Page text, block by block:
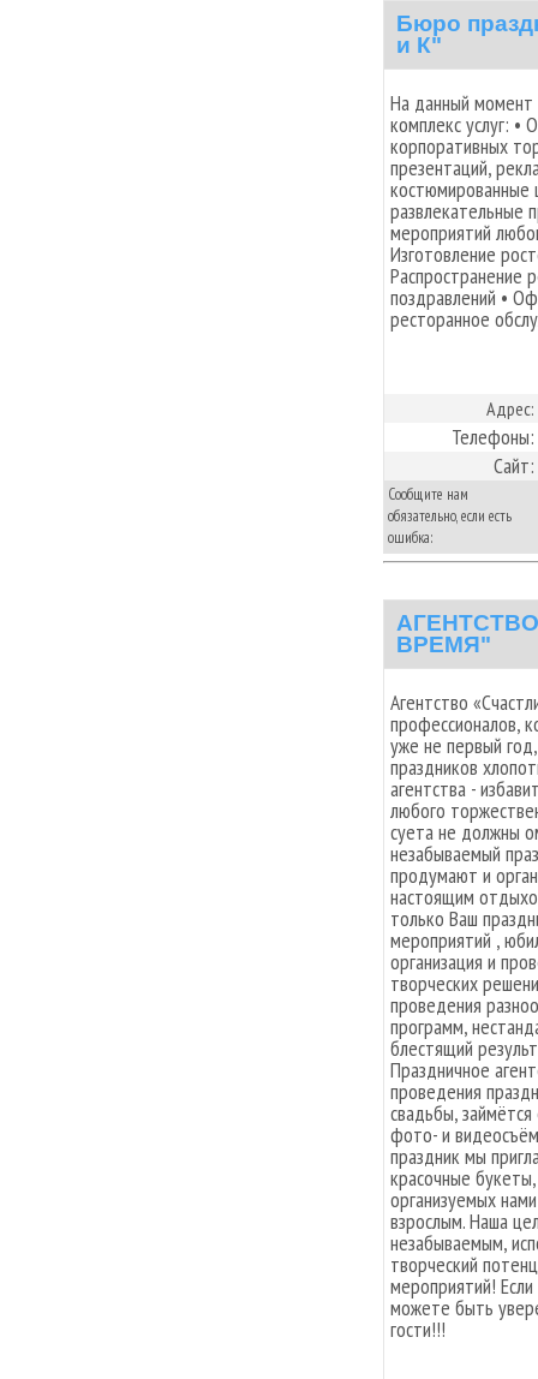
Бюро
и К"
На данный
комплекс услуг: •
корпоративных
презентаций,
костюмированные
развлекательные
мероприятий
Изготовление
Распространение
поздравлений •
ресторанное
Адрес:
Телефоны:
Сайт:
Сообщите нам
обязательно, если есть
ошибка:
ВРЕМЯ"
Агентство
профессионалов,
уже не первый
праздников
агентства -
любого
суета не должны
незабываемый
продумают и
настоящим
только Ваш
мероприятий ,
организация и
творческих
проведения
программ,
блестящий
Праздничное
проведения
свадьбы,
фото- и
праздник мы
красочные
организуемых
взрослым. Наша
незабываемым,
творческий
мероприятий!
можете быть
гости!!!